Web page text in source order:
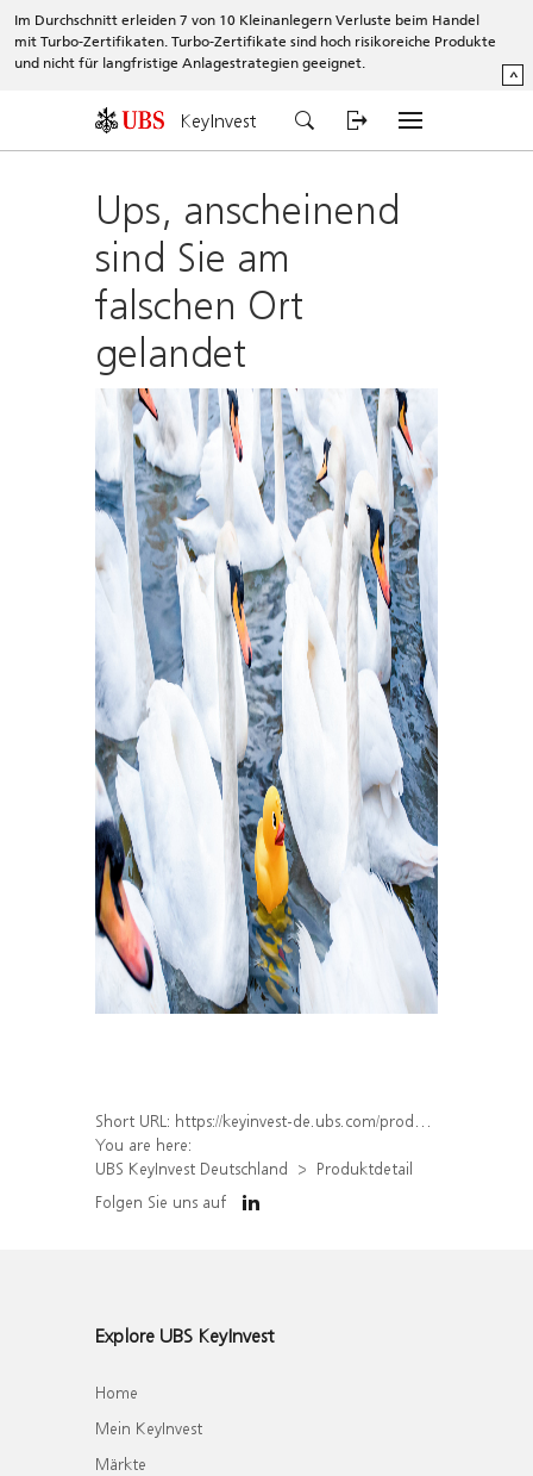
Im Durchschnitt erleiden 7 von 10 Kleinanlegern Verluste beim Handel
mit Turbo-Zertifikaten. Turbo-Zertifikate sind hoch risikoreiche Produkte
und nicht für langfristige Anlagestrategien geeignet.
^
KeyInvest
Ups, anscheinend
sind Sie am
falschen Ort
gelandet
Short URL: https://keyinvest-de.ubs.com/produkt/detail/index/isin/DE000WA8UAW6
You are here:
UBS KeyInvest Deutschland
Produktdetail
Folgen Sie uns auf
Explore UBS KeyInvest
Home
Mein KeyInvest
Märkte